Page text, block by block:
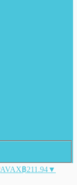
AVAX฿211.94▼